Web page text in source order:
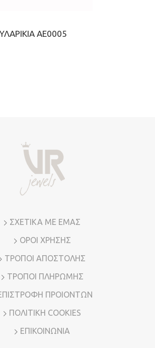
ΑΕ0005
ΣΧΕΤΙΚΑ ΜΕ ΕΜΑΣ
ΟΡΟΙ ΧΡΗΣΗΣ
ΤΡΟΠΟΙ ΑΠΟΣΤΟΛΗΣ
ΤΡΟΠΟΙ ΠΛΗΡΩΜΗΣ
ΠΡΟΙΟΝΤΩΝ
ΠΟΛΙΤΙΚΗ COOKIES
ΕΠΙΚΟΙΝΩΝΙΑ